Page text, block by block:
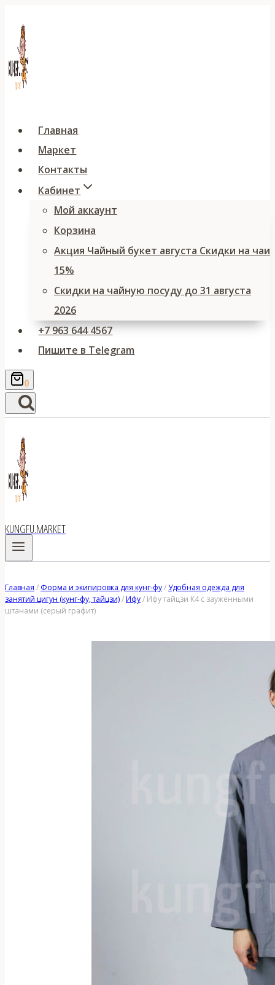
содержимому
Главная
Маркет
Контакты
Кабинет
Мой аккаунт
Корзина
Акция Чайный букет августа Скидки на чаи
15%
Скидки на чайную посуду до 31 августа
2026
+7 963 644 4567
Пишите в Telegram
0
KUNGFU.MARKET
Главная / Форма и экипировка для кунг-фу/Удобная одежда для
занятий цигун (кунг-фу, тайцзи)/Ифу/ Ифу тайцзи К4 с зауженными
штанами (серый графит)